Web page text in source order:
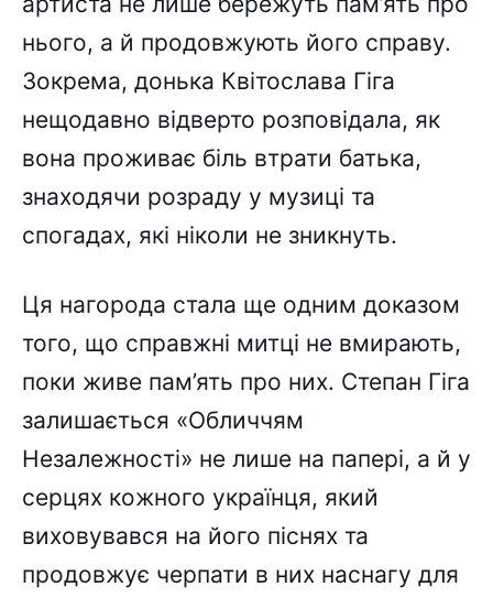
нього, а й продовжують його справу.
Зокрема, донька Квітослава Гіга
нещодавно відверто розповідала, як
вона проживає біль втрати батька,
знаходячи розраду у музиці та
спогадах, які ніколи не зникнуть.
Ця нагорода стала ще одним доказом
того, що справжні митці не вмирають,
поки живе пам’ять про них. Степан Гіга
залишається «Обличчям
Незалежності» не лише на папері, а й у
серцях кожного українця, який
виховувався на його піснях та
продовжує черпати в них наснагу для